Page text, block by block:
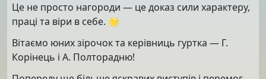
Це не просто нагороди — це доказ сили характеру,
праці та віри в себе. 🌟
Вітаємо юних зірочок та керівниць гуртка — Г.
Корінець і А. Полторадню!